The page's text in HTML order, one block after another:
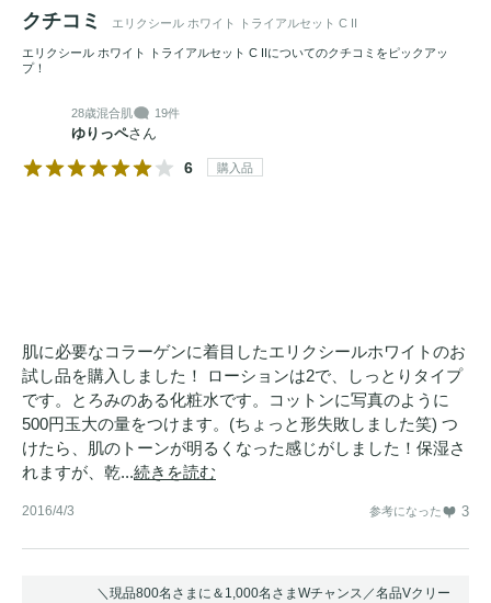
クチコミ エリクシール ホワイト トライアルセット C II
エリクシール ホワイト トライアルセット C IIについてのクチコミをピックアッ
プ！
28歳混合肌 19件
ゆりっペさん
6 購入品
肌に必要なコラーゲンに着目したエリクシールホワイトのお
試し品を購入しました！ ローションは2で、しっとりタイプ
です。とろみのある化粧水です。コットンに写真のように
500円玉大の量をつけます。(ちょっと形失敗しました笑) つ
けたら、肌のトーンが明るくなった感じがしました！保湿さ
れますが、乾...続きを読む
2016/4/3 参考になった 3
＼現品800名さまに＆1,000名さまWチャンス／名品Vクリー